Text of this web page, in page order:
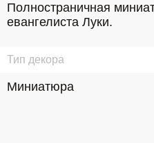
Полностраничная
евангелиста Луки.
Тип декора
Миниатюра